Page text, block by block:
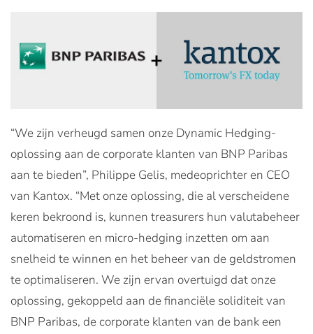
“We zijn verheugd samen onze Dynamic Hedging-
oplossing aan de corporate klanten van BNP Paribas
aan te bieden”, Philippe Gelis, medeoprichter en CEO
van Kantox. “Met onze oplossing, die al verscheidene
keren bekroond is, kunnen treasurers hun valutabeheer
automatiseren en micro-hedging inzetten om aan
snelheid te winnen en het beheer van de geldstromen
te optimaliseren. We zijn ervan overtuigd dat onze
oplossing, gekoppeld aan de financiële soliditeit van
BNP Paribas, de corporate klanten van de bank een